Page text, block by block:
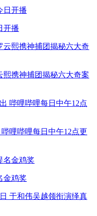
开播
熙携神捕团揭秘六大奇案
哔哩哔哩每日中午12点更
金鸡奖